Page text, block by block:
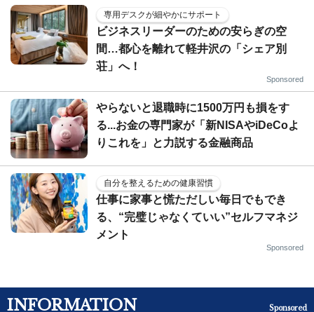
専用デスクが細やかにサポート
ビジネスリーダーのための安らぎの空
間…都心を離れて軽井沢の「シェア別
荘」へ！
Sponsored
やらないと退職時に1500万円も損をす
る...お金の専門家が「新NISAやiDeCoよ
りこれを」と力説する金融商品
自分を整えるための健康習慣
仕事に家事と慌ただしい毎日でもでき
る、“完璧じゃなくていい”セルフマネジ
メント
Sponsored
INFORMATION Sponsored